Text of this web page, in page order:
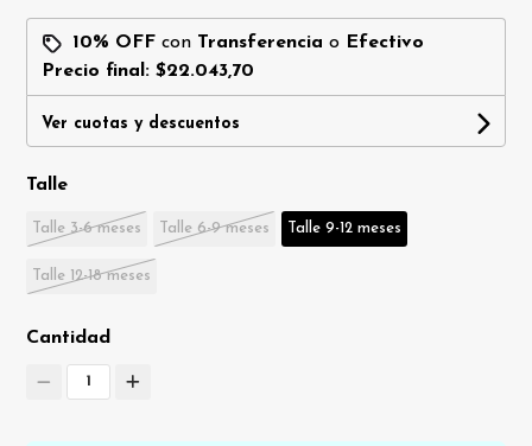
10% OFF con Transferencia o Efectivo
Precio final:$22.043,70
Ver cuotas y descuentos
Talle
Talle 3-6 meses Talle 6-9 meses Talle 9-12 meses
Talle 12-18 meses
Cantidad
1